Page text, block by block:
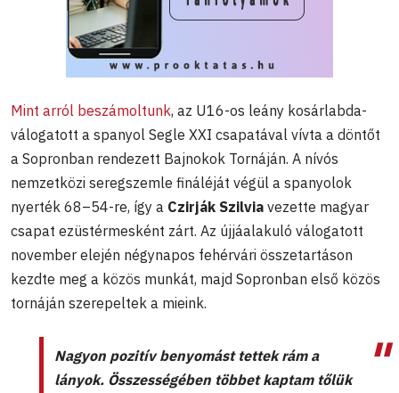
Mint arról beszámoltunk, az U16-os leány kosárlabda-
válogatott a spanyol Segle XXI csapatával vívta a döntőt
a Sopronban rendezett Bajnokok Tornáján. A nívós
nemzetközi seregszemle fináléját végül a spanyolok
nyerték 68–54-re, így a Czirják Szilvia vezette magyar
csapat ezüstérmesként zárt. Az újjáalakuló válogatott
november elején négynapos fehérvári összetartáson
kezdte meg a közös munkát, majd Sopronban első közös
tornáján szerepeltek a mieink.
Nagyon pozitív benyomást tettek rám a
lányok. Összességében többet kaptam tőlük